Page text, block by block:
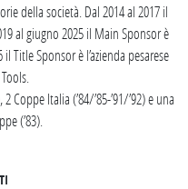
della società. Dal 2014 al 2017 il
al giugno 2025 il Main Sponsor è
Title Sponsor è l’azienda pesarese
Coppe Italia (’84/’85-’91/’92) e una
(’83).